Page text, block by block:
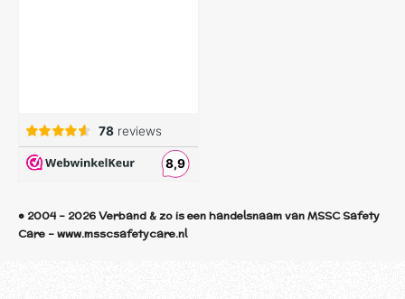
© 2004 - 2026 Verband & zo is een handelsnaam van MSSC Safety
Care - www.msscsafetycare.nl